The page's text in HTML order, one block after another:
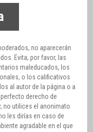
no aparecerán
Evita, por favor, las
maleducados, los
o los calificativos
al autor de la página o a
derecho de
no utilices el anonimato
les dirías en caso de
agradable en el que